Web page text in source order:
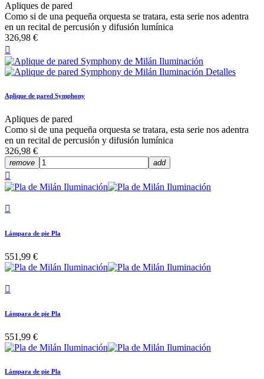
Apliques de pared
Como si de una pequeña orquesta se tratara, esta serie nos adentra
en un recital de percusión y difusión lumínica
326,98 €

Aplique de pared Symphony
Apliques de pared
Como si de una pequeña orquesta se tratara, esta serie nos adentra
en un recital de percusión y difusión lumínica
326,98 €
remove add


Lámpara de pie Pla
551,99 €

Lámpara de pie Pla
551,99 €
Lámpara de pie Pla